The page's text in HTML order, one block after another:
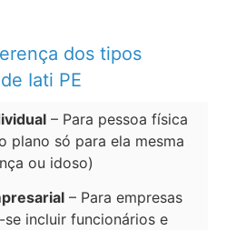
dos tipos
Iati PE
– Para pessoa física
plano só para ela mesma
ou idoso)
– Para empresas
incluir funcionários e